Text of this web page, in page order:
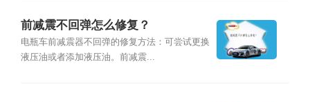
前减震不回弹怎么修复？
电瓶车前减震器不回弹的修复方法：可尝试更换
液压油或者添加液压油。前减震...